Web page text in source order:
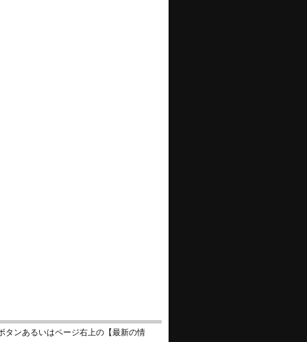
ンあるいはページ右上の【最新の情